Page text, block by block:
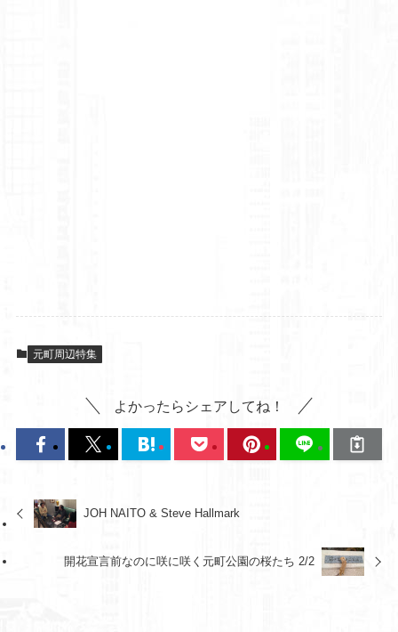
元町周辺特集
よかったらシェアしてね！
JOH NAITO & Steve Hallmark
開花宣言前なのに咲に咲く元町公園の桜たち 2/2